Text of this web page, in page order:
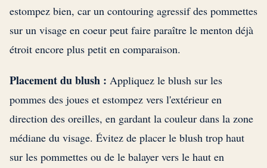
estompez bien, car un contouring agressif des pommettes
sur un visage en coeur peut faire paraître le menton déjà
étroit encore plus petit en comparaison.
Placement du blush : Appliquez le blush sur les
pommes des joues et estompez vers l'extérieur en
direction des oreilles, en gardant la couleur dans la zone
médiane du visage. Évitez de placer le blush trop haut
sur les pommettes ou de le balayer vers le haut en